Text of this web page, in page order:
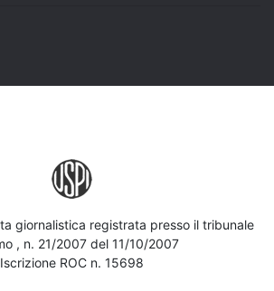
giornalistica registrata presso il tribunale
, n. 21/2007 del 11/10/2007
Iscrizione ROC n. 15698